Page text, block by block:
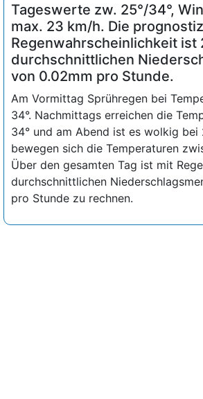
Tageswerte zw. 25°/34°,
max. 23 km/h. Die
Regenwahrscheinlichkeit ist
durchschnittlichen
von 0.02mm pro Stunde.
Am Vormittag Sprühregen bei
34°. Nachmittags erreichen die
34° und am Abend ist es wolkig bei
bewegen sich die Temperaturen
Über den gesamten Tag ist mit
durchschnittlichen
pro Stunde zu rechnen.